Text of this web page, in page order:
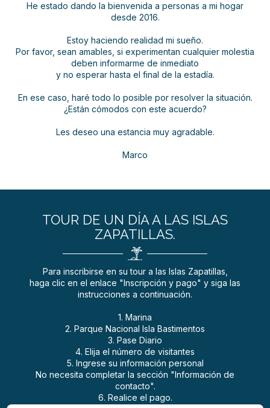
He estado dando la bienvenida a personas a mi hogar
desde 2016.
Estoy haciendo realidad mi sueño.
Por favor, sean amables, si experimentan cualquier molestia
deben informarme de inmediato
y no esperar hasta el final de la estadía.
En ese caso, haré todo lo posible por resolver la situación.
¿Están cómodos con este acuerdo?
Les deseo una estancia muy agradable.
Marco
TOUR DE UN DÍA A LAS ISLAS
ZAPATILLAS.
Para inscribirse en su tour a las Islas Zapatillas,
haga clic en el enlace "Inscripción y pago" y siga las
instrucciones a continuación.
1. Marina
2. Parque Nacional Isla Bastimentos
3. Pase Diario
4. Elija el número de visitantes
5. Ingrese su información personal
No necesita completar la sección "Información de
contacto".
6. Realice el pago.